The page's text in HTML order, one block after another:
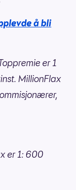
å bli
er 1
MillionFlax
er 1: 600